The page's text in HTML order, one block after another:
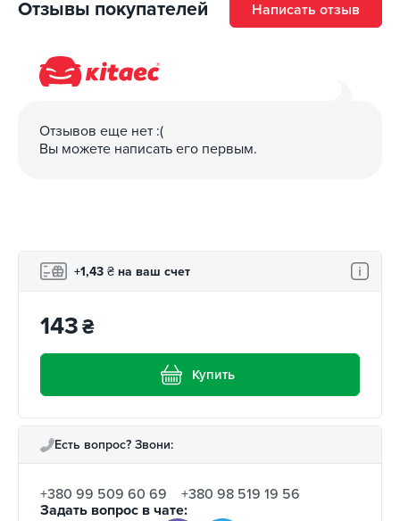
Отзывы покупателей Написать отзыв
Отзывов еще нет :(
Вы можете написать его первым.
+1,43 ₴ на ваш счет
143₴
Купить
Есть вопрос? Звони:
+380 99 509 60 69
+380 98 519 19 56
Задать вопрос в чате: